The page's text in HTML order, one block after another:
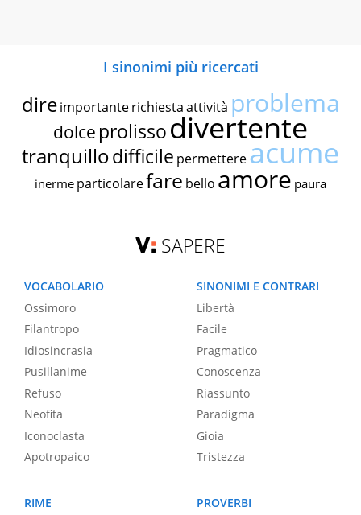
I sinonimi più ricercati
dire importante richiestaattività problema
dolce prolissodivertente
tranquillodifficile permettereacume
inerme particolarefare bello amore paura
SAPERE
VOCABOLARIO
Ossimoro
Filantropo
Idiosincrasia
Pusillanime
Refuso
Neofita
Iconoclasta
Apotropaico
SINONIMI E CONTRARI
Libertà
Facile
Pragmatico
Conoscenza
Riassunto
Paradigma
Gioia
Tristezza
RIME
PROVERBI